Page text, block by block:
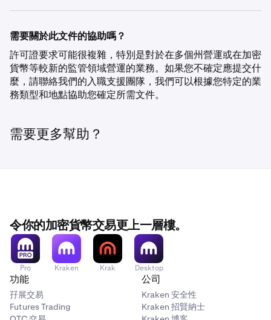
需要關於此文件的協助嗎？
許可證要求可能很複雜，特別是對於在多個州營運或在加密
貨幣等較新的監管領域營運的業務。如果您不確定應提交什
麼，請聯絡我們的入職支援團隊，我們可以根據您特定的業
務類型和地點協助您確定所需文件。
需要更多幫助？
令你的加密貨幣交易更上一層樓。
Pro Kraken Krak Desktop
功能
孖展交易
Futures Trading
公司
Kraken 安全性
Kraken 招賢納士